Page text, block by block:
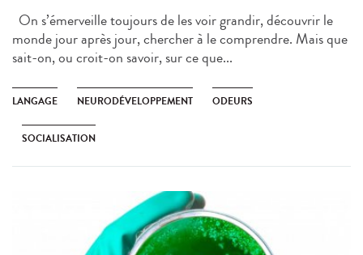
On s’émerveille toujours de les voir grandir, découvrir le
monde jour après jour, chercher à le comprendre. Mais que
sait-on, ou croit-on savoir, sur ce que...
LANGAGE NEURODÉVELOPPEMENT ODEURS
SOCIALISATION